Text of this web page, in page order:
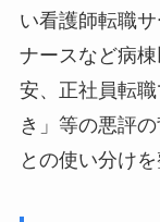
い看護師転職
ナースなど病
安、正社員転
き」等の悪評
との使い分けを